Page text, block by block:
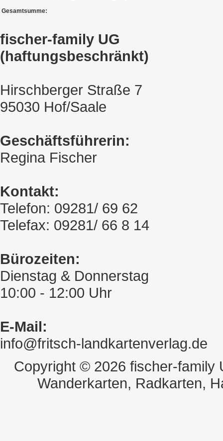
Gesamtsumme:
fischer-family UG
(haftungsbeschränkt)
Hirschberger Straße 7
95030 Hof/Saale
Geschäftsführerin:
Regina Fischer
Kontakt:
Telefon: 09281/ 69 62
Telefax: 09281/ 66 8 14
Bürozeiten:
Dienstag & Donnerstag
10:00 - 12:00 Uhr
E-Mail:
info@fritsch-landkartenverlag.de
Copyright © 2026 fischer-family
Wanderkarten, Radkarten,